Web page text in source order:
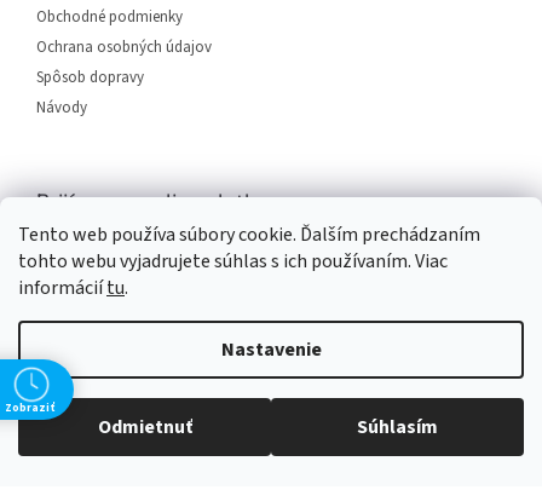
Tento web používa súbory cookie. Ďalším prechádzaním
tohto webu vyjadrujete súhlas s ich používaním. Viac
informáciítu.
Nastavenie
Odmietnuť Súhlasím
Obchodné podmienky
Ochrana osobných údajov
Spôsob dopravy
Návody
Prijímame online platby
Vytvoril Shoptet
Zobraziť